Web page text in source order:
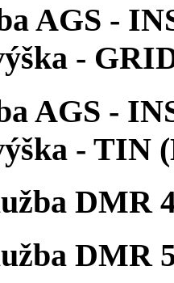
AGS -
-
AGS -
- TIN
DMR
DMR